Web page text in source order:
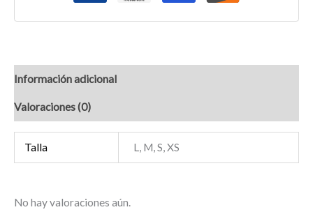
Información adicional
Valoraciones (0)
Talla L, M, S, XS
No hay valoraciones aún.